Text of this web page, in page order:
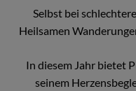
Selbst bei
Heilsamen
In diesem Jahr bietet
seinem